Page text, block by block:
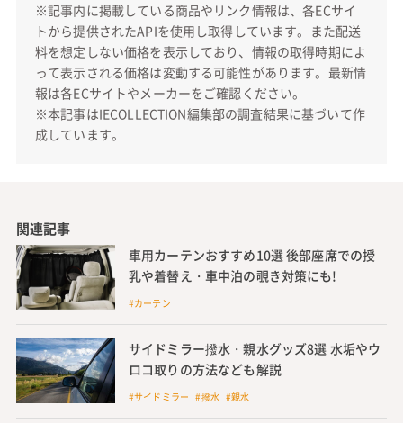
※記事内に掲載している商品やリンク情報は、各ECサイ
トから提供されたAPIを使用し取得しています。また配送
料を想定しない価格を表示しており、情報の取得時期によ
って表示される価格は変動する可能性があります。最新情
報は各ECサイトやメーカーをご確認ください。
※本記事はIECOLLECTION編集部の調査結果に基づいて作
成しています。
関連記事
車用カーテンおすすめ10選 後部座席での授
乳や着替え・車中泊の覗き対策にも!
#カーテン
サイドミラー撥水・親水グッズ8選 水垢やウ
ロコ取りの方法なども解説
#サイドミラー #撥水 #親水